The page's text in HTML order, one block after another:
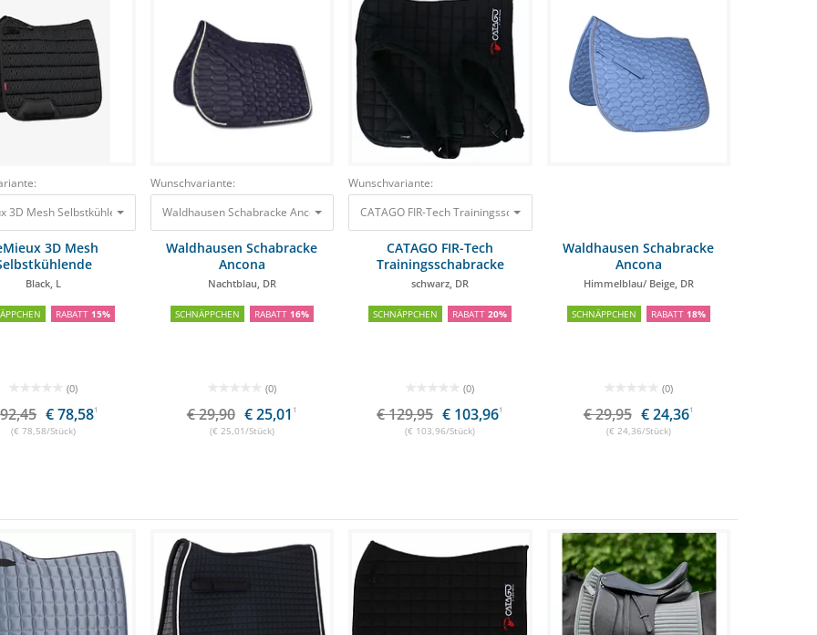
3D Mesh Selbstkühlende Dressurschabracke Black, L92,45 €78,58 €
3D Mesh
Black, L
RABATT 15%
(0)
€ 78,581
(€ 78,58/Stück)
Wunschvariante:
Waldhausen Schabracke Ancona Nachtblau, DR 29,90 €25,01 €
Waldhausen Schabracke
Ancona
Nachtblau, DR
SCHNÄPPCHEN RABATT 16%
(0)
€ 29,90 € 25,01 1
(€ 25,01/Stück)
Wunschvariante:
CATAGO FIR-Tech Trainingsschabracke schwarz, DR
CATAGO FIR-Tech
Trainingsschabracke
schwarz, DR
SCHNÄPPCHEN RABATT20%
(0)
€ 129,95 € 103,961
(€ 103,96/Stück)
Waldhausen Schabracke
Ancona
Himmelblau/ Beige, DR
SCHNÄPPCHEN RABATT 18%
(0)
€ 29,95 € 24,361
(€ 24,36/Stück)